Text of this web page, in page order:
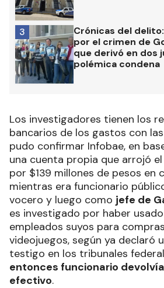
Crónicas del
por el crimen de
que derivó en dos
polémica condena
3
Los investigadores tienen los
bancarios de los gastos con
pudo confirmar Infobae, en
una cuenta propia que arrojó
por $139 millones de pesos en
mientras era funcionario
vocero y luego como jefe de
es investigado por haber
empleados suyos para
videojuegos, según ya declaró
testigo en los tribunales
entonces funcionario
efectivo.